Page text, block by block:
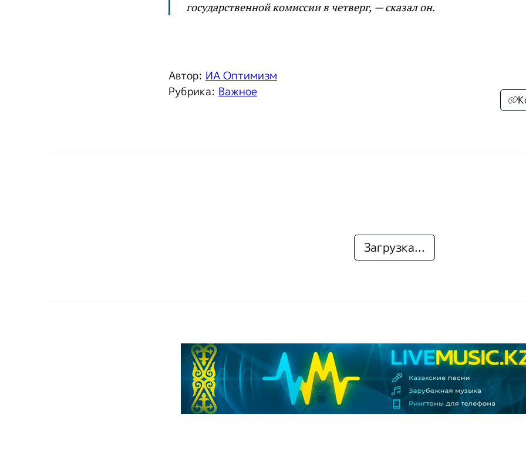
государственной комиссии в четверг, — сказал он.
Автор: ИА Оптимизм
Рубрика: Важное
Загрузка...